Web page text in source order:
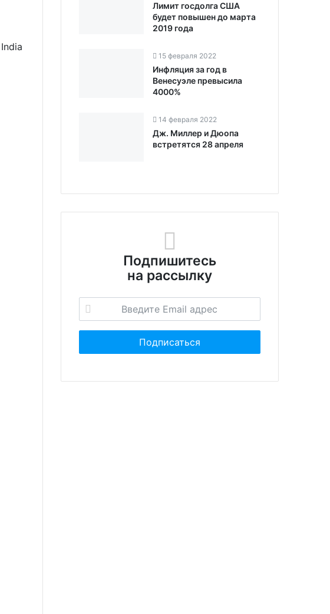
Лимит госдолга США
будет повышен до марта
2019 года‍
15 февраля 2022
Инфляция за год в
Венесуэле превысила
4000%
14 февраля 2022
Дж. Миллер и Дюопа
встретятся 28 апреля
Подпишитесь
на рассылку